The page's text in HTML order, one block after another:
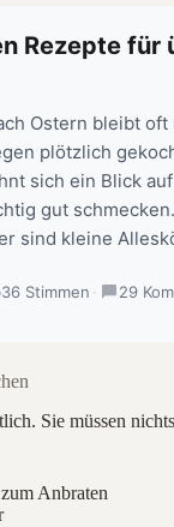
Rezepte
Ostern bleibt
plötzlich
sich ein Blick
gut
sind kleine
36 Stimmen · 29
Sie müssen
Anbraten